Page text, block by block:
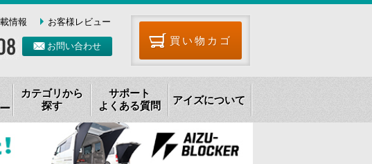
情報
お客様レビュー
お問い合わせ 買い物カゴ
カテゴリから
探す
サポート
よくある質問
アイズについて